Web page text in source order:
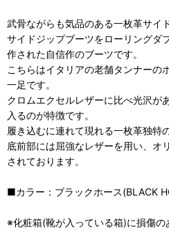
武骨ながらも気品のある一枚革サイ
サイドジップブーツをローリングダ
作された自信作のブーツです。
こちらはイタリアの老舗タンナーの
一足です。
クロムエクセルレザーに比べ光沢が
入るのが特徴です。
履き込むに連れて現れる一枚革独特
底前部には屈強なレザーを用い、オ
されております。
■カラー：ブラックホース(BLACK
※化粧箱(靴が入っている箱)に損傷